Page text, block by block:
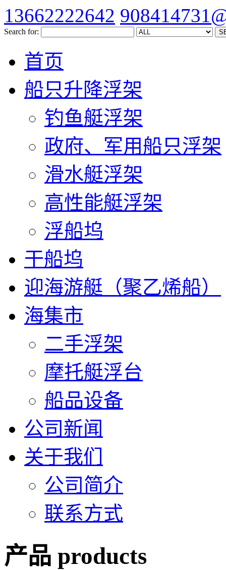
13662222642
Search for:
首页
船只升降浮架
钓鱼艇浮架
政府、军用船只浮架
滑水艇浮架
高性能艇浮架
浮船坞
干船坞
迎海游艇（聚乙烯船）
海集市
二手浮架
摩托艇浮台
船品设备
公司新闻
关于我们
公司简介
联系方式
产品 products